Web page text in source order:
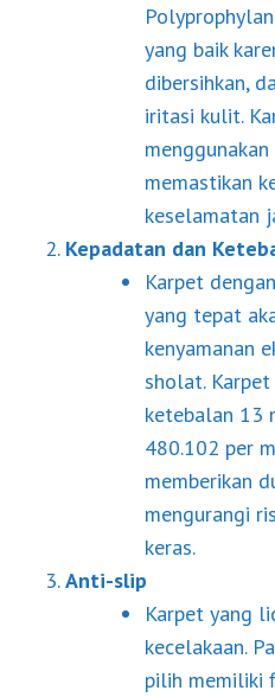
yang baik
dibersihkan,
iritasi kulit.
memastikan
keselamatan
Kepadatan dan
Karpet
yang tepat
kenyamanan
sholat.
ketebalan 13
480.102 per
memberikan
mengurangi
keras.
Anti-slip
Karpet yang
kecelakaan.
pilih memiliki